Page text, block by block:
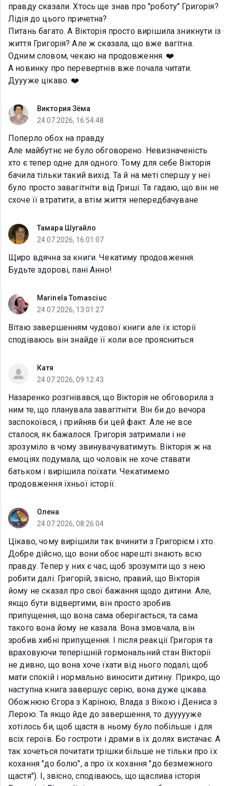
правду сказали. Хтось ще знав про "роботу" Григорія?
Лідія до цього причетна?
Питань багато. А Вікторія просто вирішила зникнути із
життя Григорія? Але ж сказала, що вже вагітна.
Одним словом, чекаю на продовження. ❤️
А новинку про перевертнів вже почала читати.
Дуууже цікаво. ❤️
Виктория Зёма
24.07.2026, 16:54:48
Поперло обох на правду
Але майбутнє не було обговорено. Невизначеність
хто є тепер одне для одного. Тому для себе Вікторія
бачила тільки такий вихід. Та й на меті спершу у неї
було просто завагітніти від Гриші. Та гадаю, що він не
схоче її втратити, а втім життя непередбачуване
Тамара Шугайло
24.07.2026, 16:01:07
Щиро вдячна за книги. Чекатиму продовження.
Будьте здорові, пані Анно!
Marinela Tomasciuc
24.07.2026, 13:01:27
Вітаю завершенням чудової книги але їх історії
сподіваюсь він знайде її коли все проясниться
Катя
24.07.2026, 09:12:43
Назаренко розгнівався, що Вікторія не обговорила з
ним те, що планувала завагітніти. Він би до вечора
заспокоївся, і прийняв би цей факт. Але не все
сталося, як бажалося. Григорія затримали і не
зрозуміло в чому звинувачуватимуть. Вікторія ж на
емоціях подумала, що чоловік не хоче ставати
батьком і вирішила поїхати. Чекатимемо
продовження їхньої історії.
Олена
24.07.2026, 08:26:04
Цікаво, чому вирішили так вчинити з Григорієм і хто.
Добре дійсно, що вони обоє нарешті знають всю
правду. Тепер у них є час, щоб зрозуміти що з нею
робити далі. Григорій, звісно, правий, що Вікторія
йому не сказал про свої бажання щодо дитини. Але,
якщо бути відвертими, він просто зробив
припущення, що вона сама оберігається, та сама
такого вона йому не казала. Вона змовчала, він
зробив хибні припущення. І після реакції Григорія та
враховуючи теперішній гормональний стан Вікторії
не дивно, що вона хоче їхати від нього подалі, щоб
мати спокій і нормально виносити дитину. Прикро, що
наступна книга завершує серію, вона дуже цікава.
Обожнюю Єгора з Каріною, Влада з Вікою і Дениса з
Лерою. Та якщо йде до завершення, то дуууууже
хотілось би, щоб щастя в ньому було побільше і для
всіх героїв. Бо гостроти і драми в їх долях вистачає. А
так хочеться почитати трішки більше не тільки про їх
кохання "до болю", а про їх кохання "до безмежного
щастя"). І, звісно, сподіваюсь, що щаслива історія